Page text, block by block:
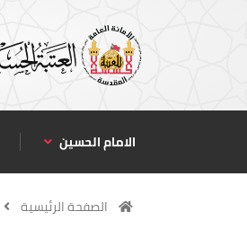
الامام الحسين
الصفحة الرئيسية